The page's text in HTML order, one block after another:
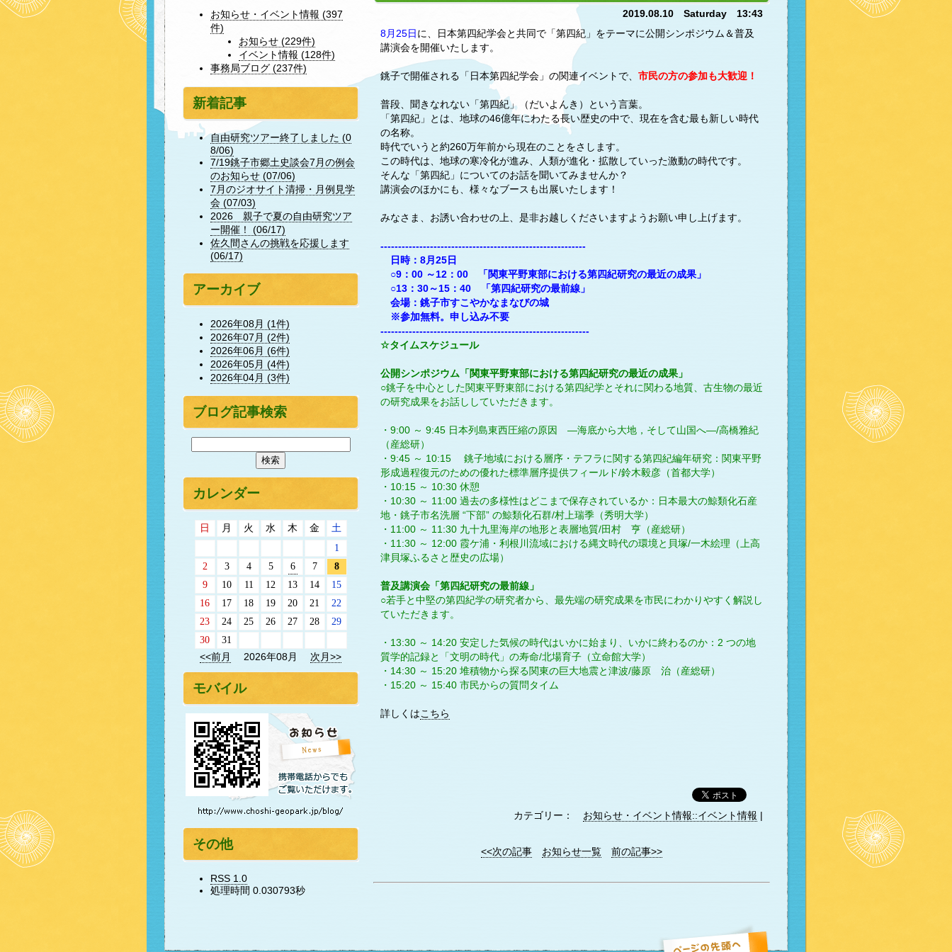
2019.08.10 Saturday 13:43
8月25日に、日本第四紀学会と共同で「第四紀」をテーマに公開シンポジウム＆普及
講演会を開催いたします。
銚子で開催される「日本第四紀学会」の関連イベントで、 市民の方の参加も大歓迎！
普段、聞きなれない「第四紀」（だいよんき）という言葉。
「第四紀」とは、地球の46億年にわたる長い歴史の中で、現在を含む最も新しい時代
の名称。
時代でいうと約260万年前から現在のことをさします。
この時代は、地球の寒冷化が進み、人類が進化・拡散していった激動の時代です。
そんな「第四紀」についてのお話を聞いてみませんか？
講演会のほかにも、様々なブースも出展いたします！
みなさま、お誘い合わせの上、是非お越しくださいますようお願い申し上げます。
----------------------------------------------------------
日時：8月25日
○9：00 ～12：00 「関東平野東部における第四紀研究の最近の成果」
○13：30～15：40 「第四紀研究の最前線」
会場：銚子市すこやかなまなびの城
※参加無料。申し込み不要
-----------------------------------------------------------
☆タイムスケジュール
公開シンポジウム「関東平野東部における第四紀研究の最近の成果」
○銚子を中心とした関東平野東部における第四紀学とそれに関わる地質、古生物の最近
の研究成果をお話ししていただきます。
・9:00 ～ 9:45 日本列島東西圧縮の原因 ―海底から大地，そして山国へ―/高橋雅紀
（産総研）
・9:45 ～ 10:15 銚子地域における層序・テフラに関する第四紀編年研究：関東平野
形成過程復元のための優れた標準層序提供フィールド/鈴木毅彦（首都大学）
・10:15 ～ 10:30 休憩
・10:30 ～ 11:00 過去の多様性はどこまで保存されているか：日本最大の鯨類化石産
地・銚子市名洗層 “下部” の鯨類化石群/村上瑞季（秀明大学）
・11:00 ～ 11:30 九十九里海岸の地形と表層地質/田村 亨（産総研）
・11:30 ～ 12:00 霞ケ浦・利根川流域における縄文時代の環境と貝塚/一木絵理（上高
津貝塚ふるさと歴史の広場）
普及講演会「第四紀研究の最前線」
○若手と中堅の第四紀学の研究者から、最先端の研究成果を市民にわかりやすく解説し
ていただきます。
・13:30 ～ 14:20 安定した気候の時代はいかに始まり、いかに終わるのか：2 つの地
質学的記録と「文明の時代」の寿命/北場育子（立命館大学）
・14:30 ～ 15:20 堆積物から探る関東の巨大地震と津波/藤原 治（産総研）
・15:20 ～ 15:40 市民からの質問タイム
詳しくはこちら
カテゴリー： お知らせ・イベント情報::イベント情報 |
<<次の記事 お知らせ一覧 前の記事>>
お知らせ・イベント情報 (397
件)
お知らせ (229件)
イベント情報 (128件)
事務局ブログ (237件)
新着記事
自由研究ツアー終了しました (0
8/06)
7/19銚子市郷土史談会7月の例会
のお知らせ (07/06)
7月のジオサイト清掃・月例見学
会 (07/03)
2026 親子で夏の自由研究ツア
ー開催！ (06/17)
佐久間さんの挑戦を応援します
(06/17)
アーカイブ
2026年08月 (1件)
2026年07月 (2件)
2026年06月 (6件)
2026年05月 (4件)
2026年04月 (3件)
ブログ記事検索
カレンダー
日 月 火 水 木 金
土
1
2
3 4 5 6 7
8
9
10 11 12 13 14
15
16
17 18 19 20 21
22
23
24 25 26 27 28
29
30
31
<<前月
2026年08月 次月>>
モバイル
その他
RSS 1.0
処理時間 0.030793秒